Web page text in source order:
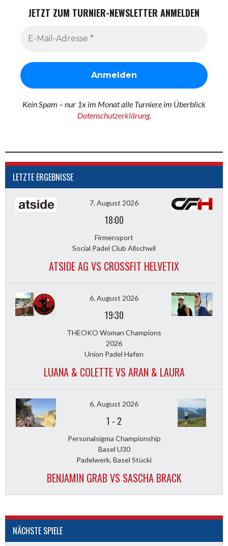
JETZT ZUM TURNIER-NEWSLETTER ANMELDEN
Kein Spam – nur 1x im Monat alle Turniere im Überblick
Datenschutzerklärung.
LETZTE ERGEBNISSE
7. August 2026
18:00
Firmensport
Social Padel Club Allschwil
ATSIDE AG VS CROSSFIT HELVETIX
6. August 2026
19:30
THEOKO Woman Champions
2026
Union Padel Hafen
LUANA & COLETTE VS ARAN & LAURA
6. August 2026
1 - 2
Personalsigma Championship
Basel U30
Padelwerk, Basel Stücki
BENJAMIN GRAB VS SASCHA BRACK
NÄCHSTE SPIELE